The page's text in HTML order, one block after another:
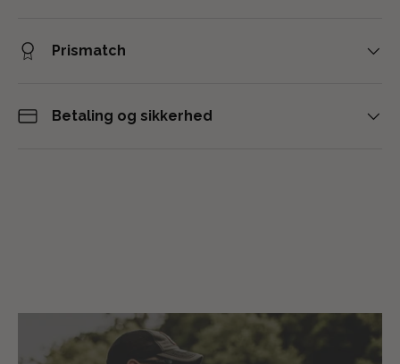
Prismatch
Betaling og sikkerhed